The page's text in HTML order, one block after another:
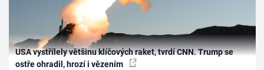
USA vystřílely většinu klíčových raket, tvrdí CNN. Trump se
ostře ohradil, hrozí i vězením